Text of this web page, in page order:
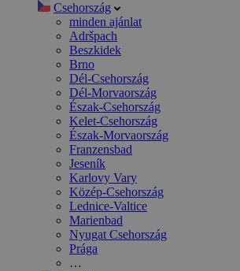
Csehország
minden ajánlat
Adršpach
Beszkidek
Brno
Dél-Csehország
Dél-Morvaország
Észak-Csehország
Kelet-Csehország
Észak-Morvaország
Franzensbad
Jeseník
Karlovy Vary
Közép-Csehország
Lednice-Valtice
Marienbad
Nyugat Csehország
Prága
…